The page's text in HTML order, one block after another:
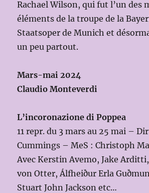
Rachael Wilson, qui fut l’un des
éléments de la troupe de la
Staatsoper de Munich et
un peu partout.
Mars-mai 2024
Claudio Monteverdi
L’incoronazione di Poppea
11 repr. du 3 mars au 25 mai –
Cummings – MeS : Christoph
Avec Kerstin Avemo, Jake
von Otter, Álfheiður Erla
Stuart John Jackson etc…